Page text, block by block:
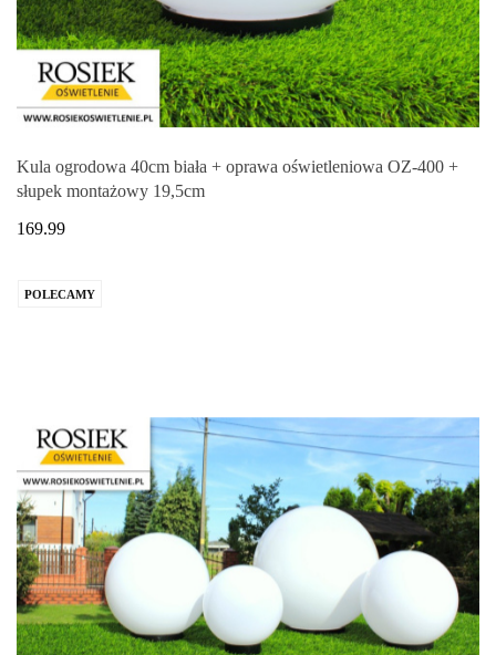
Kula ogrodowa 40cm biała + oprawa oświetleniowa OZ-400 +
słupek montażowy 19,5cm
169.99
POLECAMY